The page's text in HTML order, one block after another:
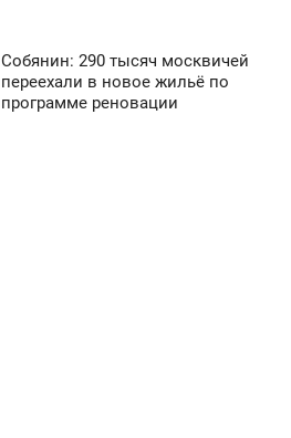
Собянин: 290 тысяч москвичей
переехали в новое жильё по
программе реновации